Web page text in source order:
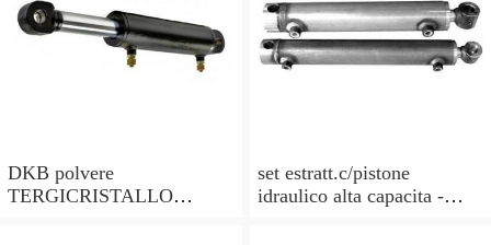
DKB polvere
TERGICRISTALLO
set estratt.c/pistone
idraulico alta capacita -